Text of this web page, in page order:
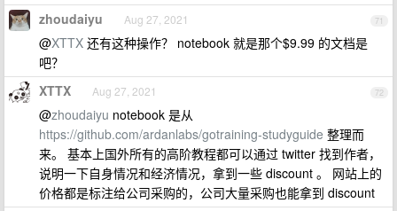
71
zhoudaiyu Aug 27, 2021
@XTTX 还有这种操作？ notebook 就是那个$9.99 的文档是
吧？
72
XTTX Aug 27, 2021
@zhoudaiyu notebook 是从
https://github.com/ardanlabs/gotraining-studyguide 整理而
来。 基本上国外所有的高阶教程都可以通过 twitter 找到作者，
说明一下自身情况和经济情况，拿到一些 discount 。 网站上的
价格都是标注给公司采购的，公司大量采购也能拿到 discount